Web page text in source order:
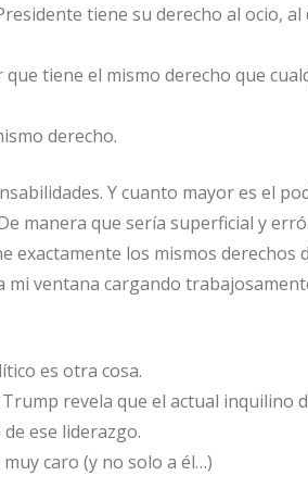
tiene su derecho al ocio, al
tiene el mismo derecho que
derecho.
Y cuanto mayor es el
manera que sería superficial y
exactamente los mismos derechos
mi ventana cargando
es otra cosa.
revela que el actual inquilino
ese liderazgo.
caro (y no solo a él…)